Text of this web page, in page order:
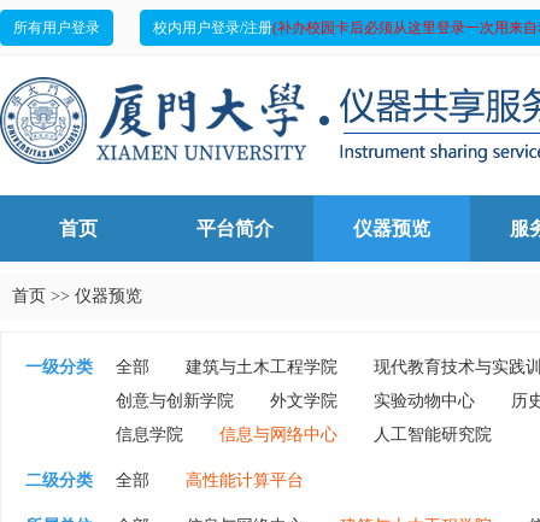
所有用户登录 校内用户登录/注册(补办校园卡后必须从这里登录一次用来
首页 平台简介 仪器预览 服
首页 >> 仪器预览
一级分类 全部 建筑与土木工程学院
现代教育技术与实践
创意与创新学院
外文学院 实验动物中心
历
信息学院
信息与网络中心 人工智能研究院
二级分类 全部 高性能计算平台